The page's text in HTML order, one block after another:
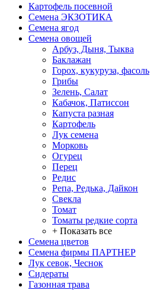
Картофель посевной
Семена ЭКЗОТИКА
Семена ягод
Семена овощей
Арбуз, Дыня, Тыква
Баклажан
Горох, кукуруза, фасоль
Грибы
Зелень, Салат
Кабачок, Патиссон
Капуста разная
Картофель
Лук семена
Морковь
Огурец
Перец
Редис
Репа, Редька, Дайкон
Свекла
Томат
Томаты редкие сорта
+ Показать все
Семена цветов
Семена фирмы ПАРТНЕР
Лук севок, Чеснок
Сидераты
Газонная трава